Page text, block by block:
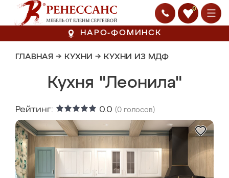
0
НАРО-ФОМИНСК
ГЛАВНАЯ → КУХНИ → КУХНИ ИЗ МДФ
Кухня "Леонила"
Рейтинг: 0.0 (0 голосов)